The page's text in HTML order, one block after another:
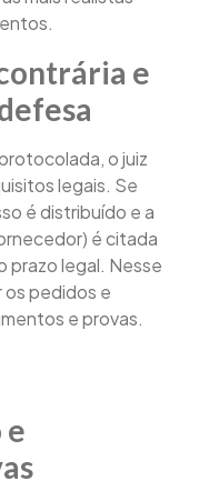
e
o juiz
legais. Se
é distribuído e a
é citada
prazo legal. Nesse
pedidos e
e provas.
e